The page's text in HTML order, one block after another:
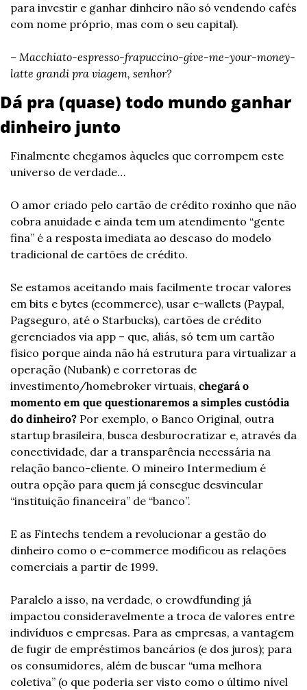
para investir e ganhar dinheiro não só vendendo cafés
com nome próprio, mas com o seu capital).
– Macchiato-espresso-frapuccino-give-me-your-money-
latte grandi pra viagem, senhor?
Dá pra (quase) todo mundo ganhar
dinheiro junto
Finalmente chegamos àqueles que corrompem este
universo de verdade…
O amor criado pelo cartão de crédito roxinho que não
cobra anuidade e ainda tem um atendimento “gente
fina” é a resposta imediata ao descaso do modelo
tradicional de cartões de crédito.
Se estamos aceitando mais facilmente trocar valores
em bits e bytes (ecommerce), usar e-wallets (Paypal,
Pagseguro, até o Starbucks), cartões de crédito
gerenciados via app – que, aliás, só tem um cartão
físico porque ainda não há estrutura para virtualizar a
operação (Nubank) e corretoras de
investimento/homebroker virtuais, chegará o
momento em que questionaremos a simples custódia
do dinheiro? Por exemplo, o Banco Original, outra
startup brasileira, busca desburocratizar e, através da
conectividade, dar a transparência necessária na
relação banco-cliente. O mineiro Intermedium é
outra opção para quem já consegue desvincular
“instituição financeira” de “banco”.
E as Fintechs tendem a revolucionar a gestão do
dinheiro como o e-commerce modificou as relações
comerciais a partir de 1999.
Paralelo a isso, na verdade, o crowdfunding já
impactou consideravelmente a troca de valores entre
indivíduos e empresas. Para as empresas, a vantagem
de fugir de empréstimos bancários (e dos juros); para
os consumidores, além de buscar “uma melhora
coletiva” (o que poderia ser visto como o último nível